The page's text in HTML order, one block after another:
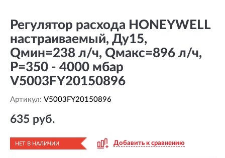
Регулятор расхода HONEYWELL
настраиваемый, Ду15,
Qмин=238 л/ч, Qмакс=896 л/ч,
P=350 - 4000 мбар
V5003FY20150896
Артикул: V5003FY20150896
635 руб.
НЕТ В НАЛИЧИИ Добавить к сравнению